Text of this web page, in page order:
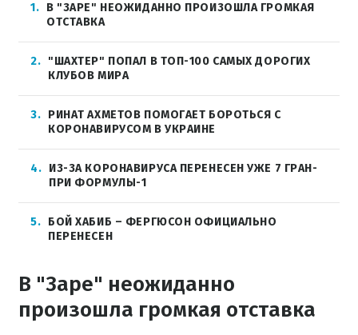
1
В "ЗАРЕ" НЕОЖИДАННО ПРОИЗОШЛА ГРОМКАЯ
ОТСТАВКА
2
"ШАХТЕР" ПОПАЛ В ТОП-100 САМЫХ ДОРОГИХ
КЛУБОВ МИРА
3
РИНАТ АХМЕТОВ ПОМОГАЕТ БОРОТЬСЯ С
КОРОНАВИРУСОМ В УКРАИНЕ
4
ИЗ-ЗА КОРОНАВИРУСА ПЕРЕНЕСЕН УЖЕ 7 ГРАН-
ПРИ ФОРМУЛЫ-1
5
БОЙ ХАБИБ – ФЕРГЮСОН ОФИЦИАЛЬНО
ПЕРЕНЕСЕН
В "Заре" неожиданно
произошла громкая отставка